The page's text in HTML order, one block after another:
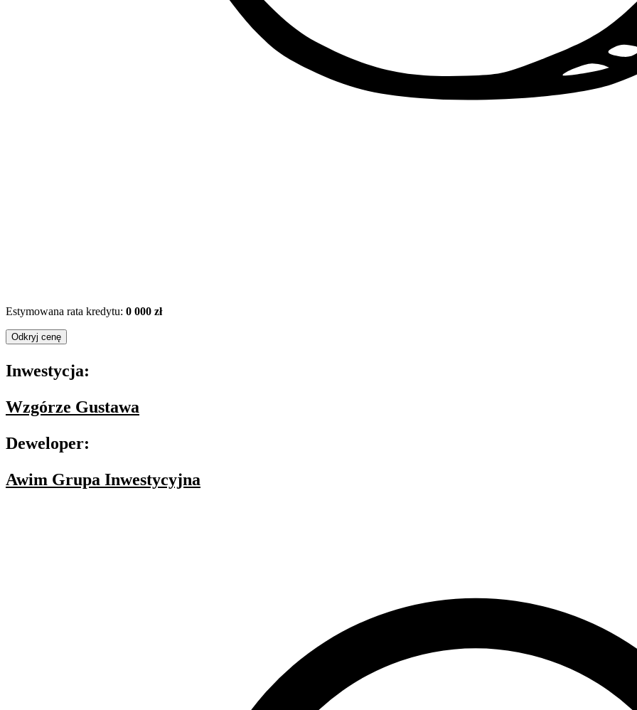
Estymowana rata kredytu: 0 000 zł
Odkryj cenę
Inwestycja:
Wzgórze Gustawa
Deweloper:
Awim Grupa Inwestycyjna